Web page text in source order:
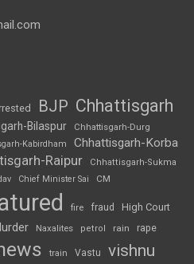
BJP Chhattisgarh
Bilaspur Chhattisgarh-Durg
Kabirdham Chhattisgarh-Korba
Raipur
Chhattisgarh-Sukma
Chief Minister Sai CM
fire fraud High Court
Naxalites petrol rain rape
train Vastu vishnu